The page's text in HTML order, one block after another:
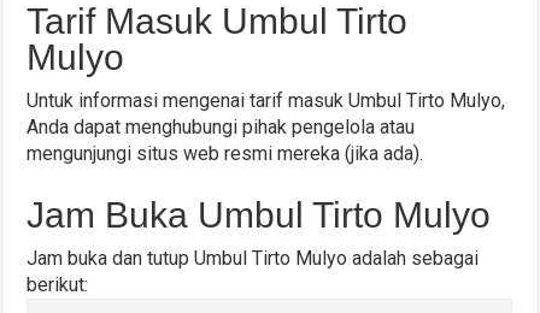
Tarif Masuk Umbul Tirto
Mulyo
Untuk informasi mengenai tarif masuk Umbul Tirto Mulyo,
Anda dapat menghubungi pihak pengelola atau
mengunjungi situs web resmi mereka (jika ada).
Jam Buka Umbul Tirto Mulyo
Jam buka dan tutup Umbul Tirto Mulyo adalah sebagai
berikut: